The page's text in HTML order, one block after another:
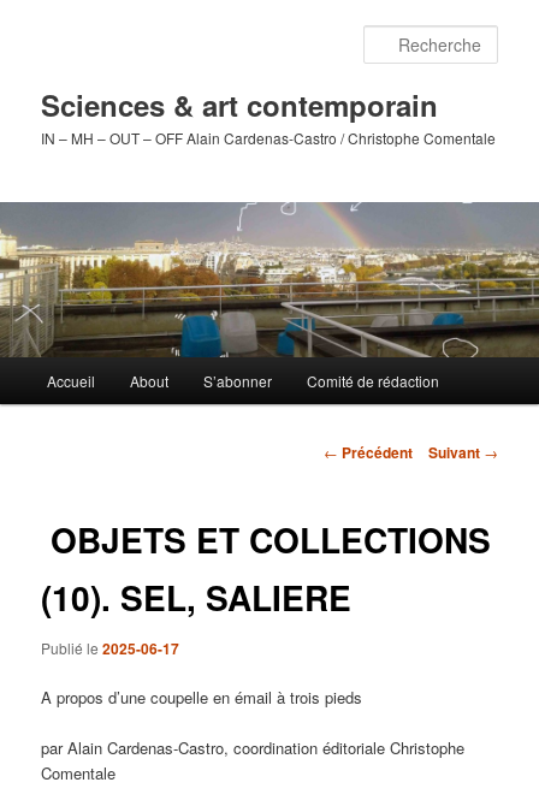
Sciences & art contemporain
IN – MH – OUT – OFF Alain Cardenas-Castro / Christophe Comentale
principal
Accueil About S’abonner Comité de rédaction
Navigation
← Précédent Suivant →
OBJETS ET COLLECTIONS
(10). SEL, SALIERE
Publié le2025-06-17
A propos d’une coupelle en émail à trois pieds
par Alain Cardenas-Castro, coordination éditoriale Christophe
Comentale